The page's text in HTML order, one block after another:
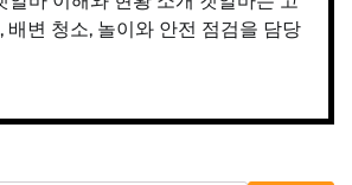
배변 청소, 놀이와 안전 점검을 담당